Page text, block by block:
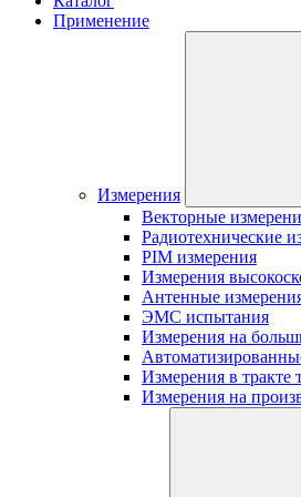
Применение
Измерения
Векторные
Радиотехнические
PIM измерения
Измерения
Антенные
ЭМС испытания
Измерения на
Измерения в
Измерения на